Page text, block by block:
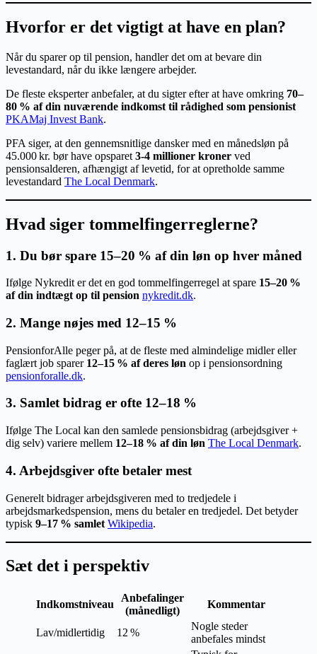
Hvorfor er det vigtigt at have en plan?
Når du sparer op til pension, handler det om at bevare din
levestandard, når du ikke længere arbejder.
De fleste eksperter anbefaler, at du sigter efter at have omkring 70–
80 % af din nuværende indkomst til rådighed som pensionist
PKAMaj Invest Bank.
PFA siger, at den gennemsnitlige dansker med en månedsløn på
45.000 kr. bør have opsparet 3‑4 millioner kroner ved
pensionsalderen, afhængigt af levetid, for at opretholde samme
levestandard The Local Denmark.
Hvad siger tommelfingerreglerne?
1. Du bør spare 15–20 % af din løn op hver måned
Ifølge Nykredit er det en god tommelfingerregel at spare 15–20 %
af din indtægt op til pension nykredit.dk.
2. Mange nøjes med 12–15 %
PensionforAlle peger på, at de fleste med almindelige midler eller
faglært job sparer 12–15 % af deres løn op i pensionsordning
pensionforalle.dk.
3. Samlet bidrag er ofte 12–18 %
Ifølge The Local kan den samlede pensionsbidrag (arbejdsgiver +
dig selv) variere mellem 12–18 % af din løn The Local Denmark.
4. Arbejdsgiver ofte betaler mest
Generelt bidrager arbejdsgiveren med to tredjedele i
arbejdsmarkedspension, mens du betaler en tredjedel. Det betyder
typisk 9–17 % samlet Wikipedia.
Sæt det i perspektiv
Indkomstniveau
Anbefalinger
(månedligt)
Kommentar
Lav/midlertidig 12 %
Nogle steder
anbefales mindst